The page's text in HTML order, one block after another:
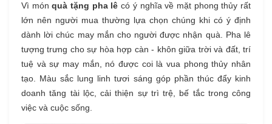
Vì mónquà tặng pha lê có ý nghĩa về mặt phong thủy rất
lớn nên người mua thường lựa chọn chúng khi có ý định
dành lời chúc may mắn cho người được nhận quà. Pha lê
tượng trưng cho sự hòa hợp càn - khôn giữa trời và đất, trí
tuệ và sự may mắn, nó được coi là vua phong thủy nhân
tạo. Màu sắc lung linh tươi sáng góp phần thúc đẩy kinh
doanh tăng tài lộc, cải thiện sự trì trệ, bế tắc trong công
việc và cuộc sống.